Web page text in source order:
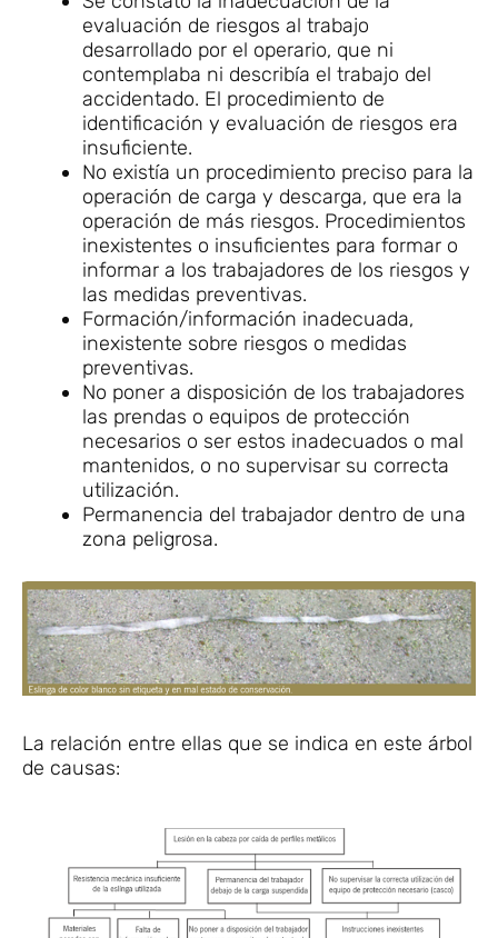
evaluación de riesgos al trabajo
desarrollado por el operario, que ni
contemplaba ni describía el trabajo del
accidentado. El procedimiento de
identificación y evaluación de riesgos era
insuficiente.
No existía un procedimiento preciso para la
operación de carga y descarga, que era la
operación de más riesgos. Procedimientos
inexistentes o insuficientes para formar o
informar a los trabajadores de los riesgos y
las medidas preventivas.
Formación/información inadecuada,
inexistente sobre riesgos o medidas
preventivas.
No poner a disposición de los trabajadores
las prendas o equipos de protección
necesarios o ser estos inadecuados o mal
mantenidos, o no supervisar su correcta
utilización.
Permanencia del trabajador dentro de una
zona peligrosa.
La relación entre ellas que se indica en este árbol
de causas: